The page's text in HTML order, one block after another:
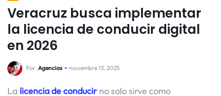
Veracruz busca implementar
la licencia de conducir digital
en 2026
Por Agencias noviembre 13, 2025
La licencia de conducir no solo sirve como